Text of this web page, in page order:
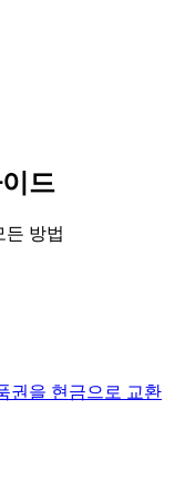
드
든 방법
권을 현금으로 교환